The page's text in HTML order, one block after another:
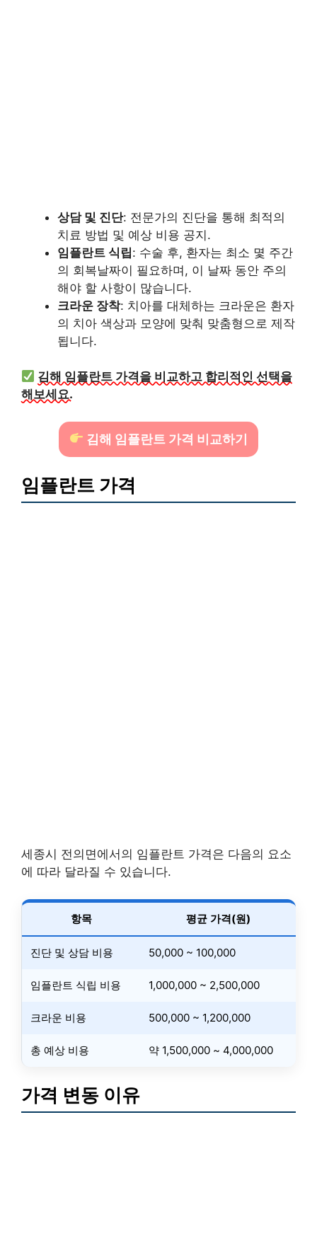
상담 및 진단: 전문가의 진단을 통해 최적의
치료 방법 및 예상 비용 공지.
임플란트 식립: 수술 후, 환자는 최소 몇 주간
의 회복날짜이 필요하며, 이 날짜 동안 주의
해야 할 사항이 많습니다.
크라운 장착: 치아를 대체하는 크라운은 환자
의 치아 색상과 모양에 맞춰 맞춤형으로 제작
됩니다.
김해 임플란트 가격을 비교하고 합리적인 선택을
해보세요.
김해 임플란트 가격 비교하기
임플란트 가격
세종시 전의면에서의 임플란트 가격은 다음의 요소
에 따라 달라질 수 있습니다.
항목 평균 가격(원)
진단 및 상담 비용 50,000 ~ 100,000
임플란트 식립 비용 1,000,000 ~ 2,500,000
크라운 비용 500,000 ~ 1,200,000
총 예상 비용 약 1,500,000 ~ 4,000,000
가격 변동 이유